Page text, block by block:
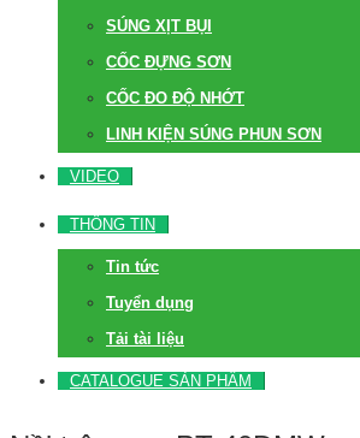
SÚNG XỊT BỤI
CỐC ĐỰNG SƠN
CỐC ĐO ĐỘ NHỚT
LINH KIỆN SÚNG PHUN SƠN
VIDEO
THÔNG TIN
Tin tức
Tuyển dụng
Tải tài liệu
CATALOGUE SẢN PHẨM